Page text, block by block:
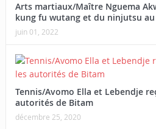
Arts martiaux/Maître Nguema
kung fu wutang et du ninjutsu au
juin 01, 2022
Tennis/Avomo Ella et Lebendje
autorités de Bitam
décembre 25, 2020